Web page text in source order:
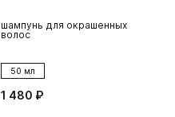
шампунь для окрашенных
волос
50 мл
1 480 ₽